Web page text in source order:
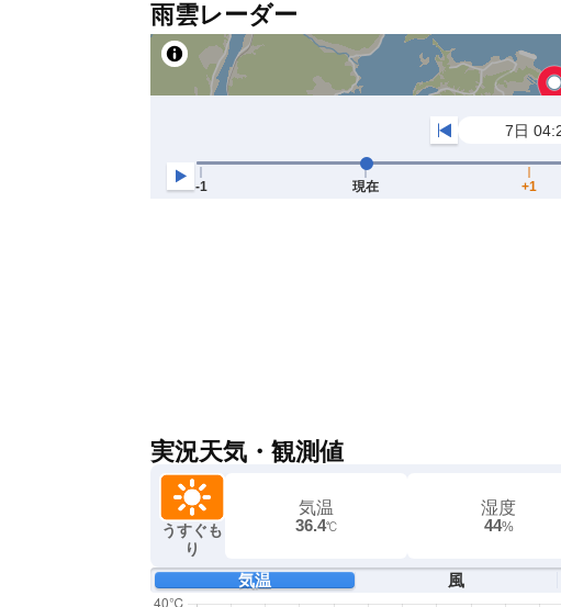
雨雲レーダー
実況天気・観測値
うすぐも
り
気温
36.4℃
湿度
44%
気温 風